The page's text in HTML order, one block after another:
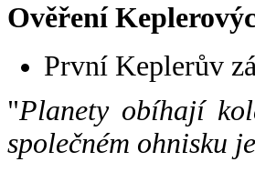
Ověření
První Keplerův
"Planety obíhají
společném ohnisku